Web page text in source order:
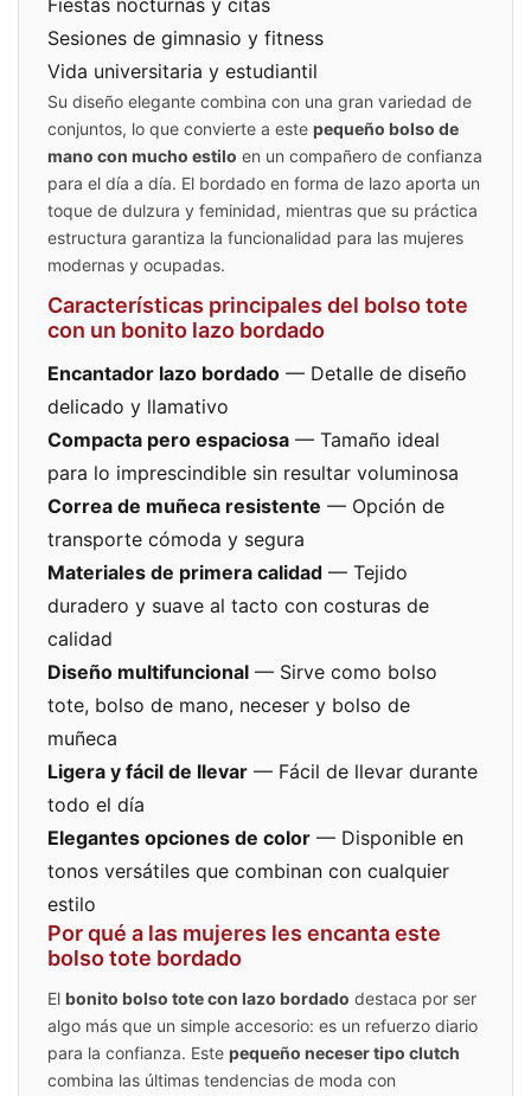
Fiestas nocturnas y citas
Sesiones de gimnasio y fitness
Vida universitaria y estudiantil
Su diseño elegante combina con una gran variedad de
conjuntos, lo que convierte a este pequeño bolso de
mano con mucho estilo en un compañero de confianza
para el día a día. El bordado en forma de lazo aporta un
toque de dulzura y feminidad, mientras que su práctica
estructura garantiza la funcionalidad para las mujeres
modernas y ocupadas.
Características principales del bolso tote
con un bonito lazo bordado
Encantador lazo bordado — Detalle de diseño
delicado y llamativo
Compacta pero espaciosa — Tamaño ideal
para lo imprescindible sin resultar voluminosa
Correa de muñeca resistente — Opción de
transporte cómoda y segura
Materiales de primera calidad — Tejido
duradero y suave al tacto con costuras de
calidad
Diseño multifuncional — Sirve como bolso
tote, bolso de mano, neceser y bolso de
muñeca
Ligera y fácil de llevar — Fácil de llevar durante
todo el día
Elegantes opciones de color — Disponible en
tonos versátiles que combinan con cualquier
estilo
Por qué a las mujeres les encanta este
bolso tote bordado
El bonito bolso tote con lazo bordado destaca por ser
algo más que un simple accesorio: es un refuerzo diario
para la confianza. Este pequeño neceser tipo clutch
combina las últimas tendencias de moda con